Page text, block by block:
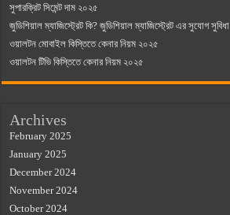
সুপারক্রিট সিমেন্ট দাম ২০২৫
জুডিশিয়াল ম্যাজিস্ট্রেট কি? জুডিশিয়াল ম্যাজিস্ট্রেট এর সুযোগ সুবিধা
ওয়ালটন মোবাইল কিস্তিতে কেনার নিয়ম ২০২৫
ওয়ালটন টিভি কিস্তিতে কেনার নিয়ম ২০২৫
Archives
February 2025
January 2025
December 2024
November 2024
October 2024